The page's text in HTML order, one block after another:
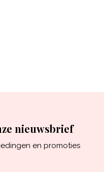
nieuwsbrief
en promoties